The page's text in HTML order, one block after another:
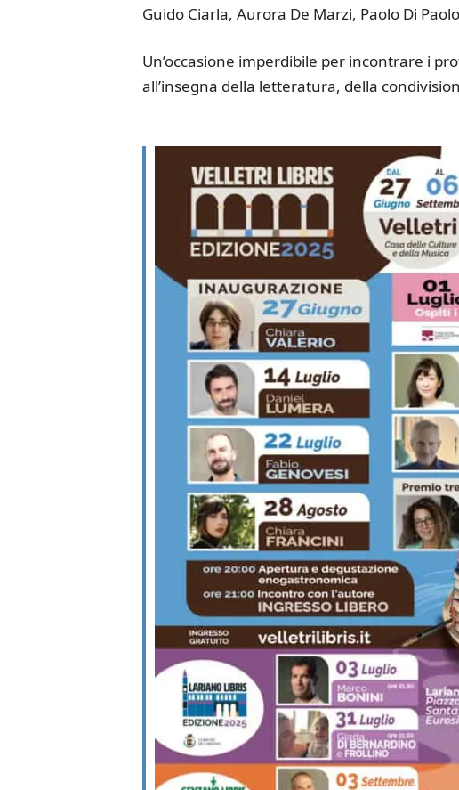
Guido Ciarla, Aurora De Marzi, Paolo Di
Un’occasione imperdibile per incontrare i
all’insegna della letteratura, della